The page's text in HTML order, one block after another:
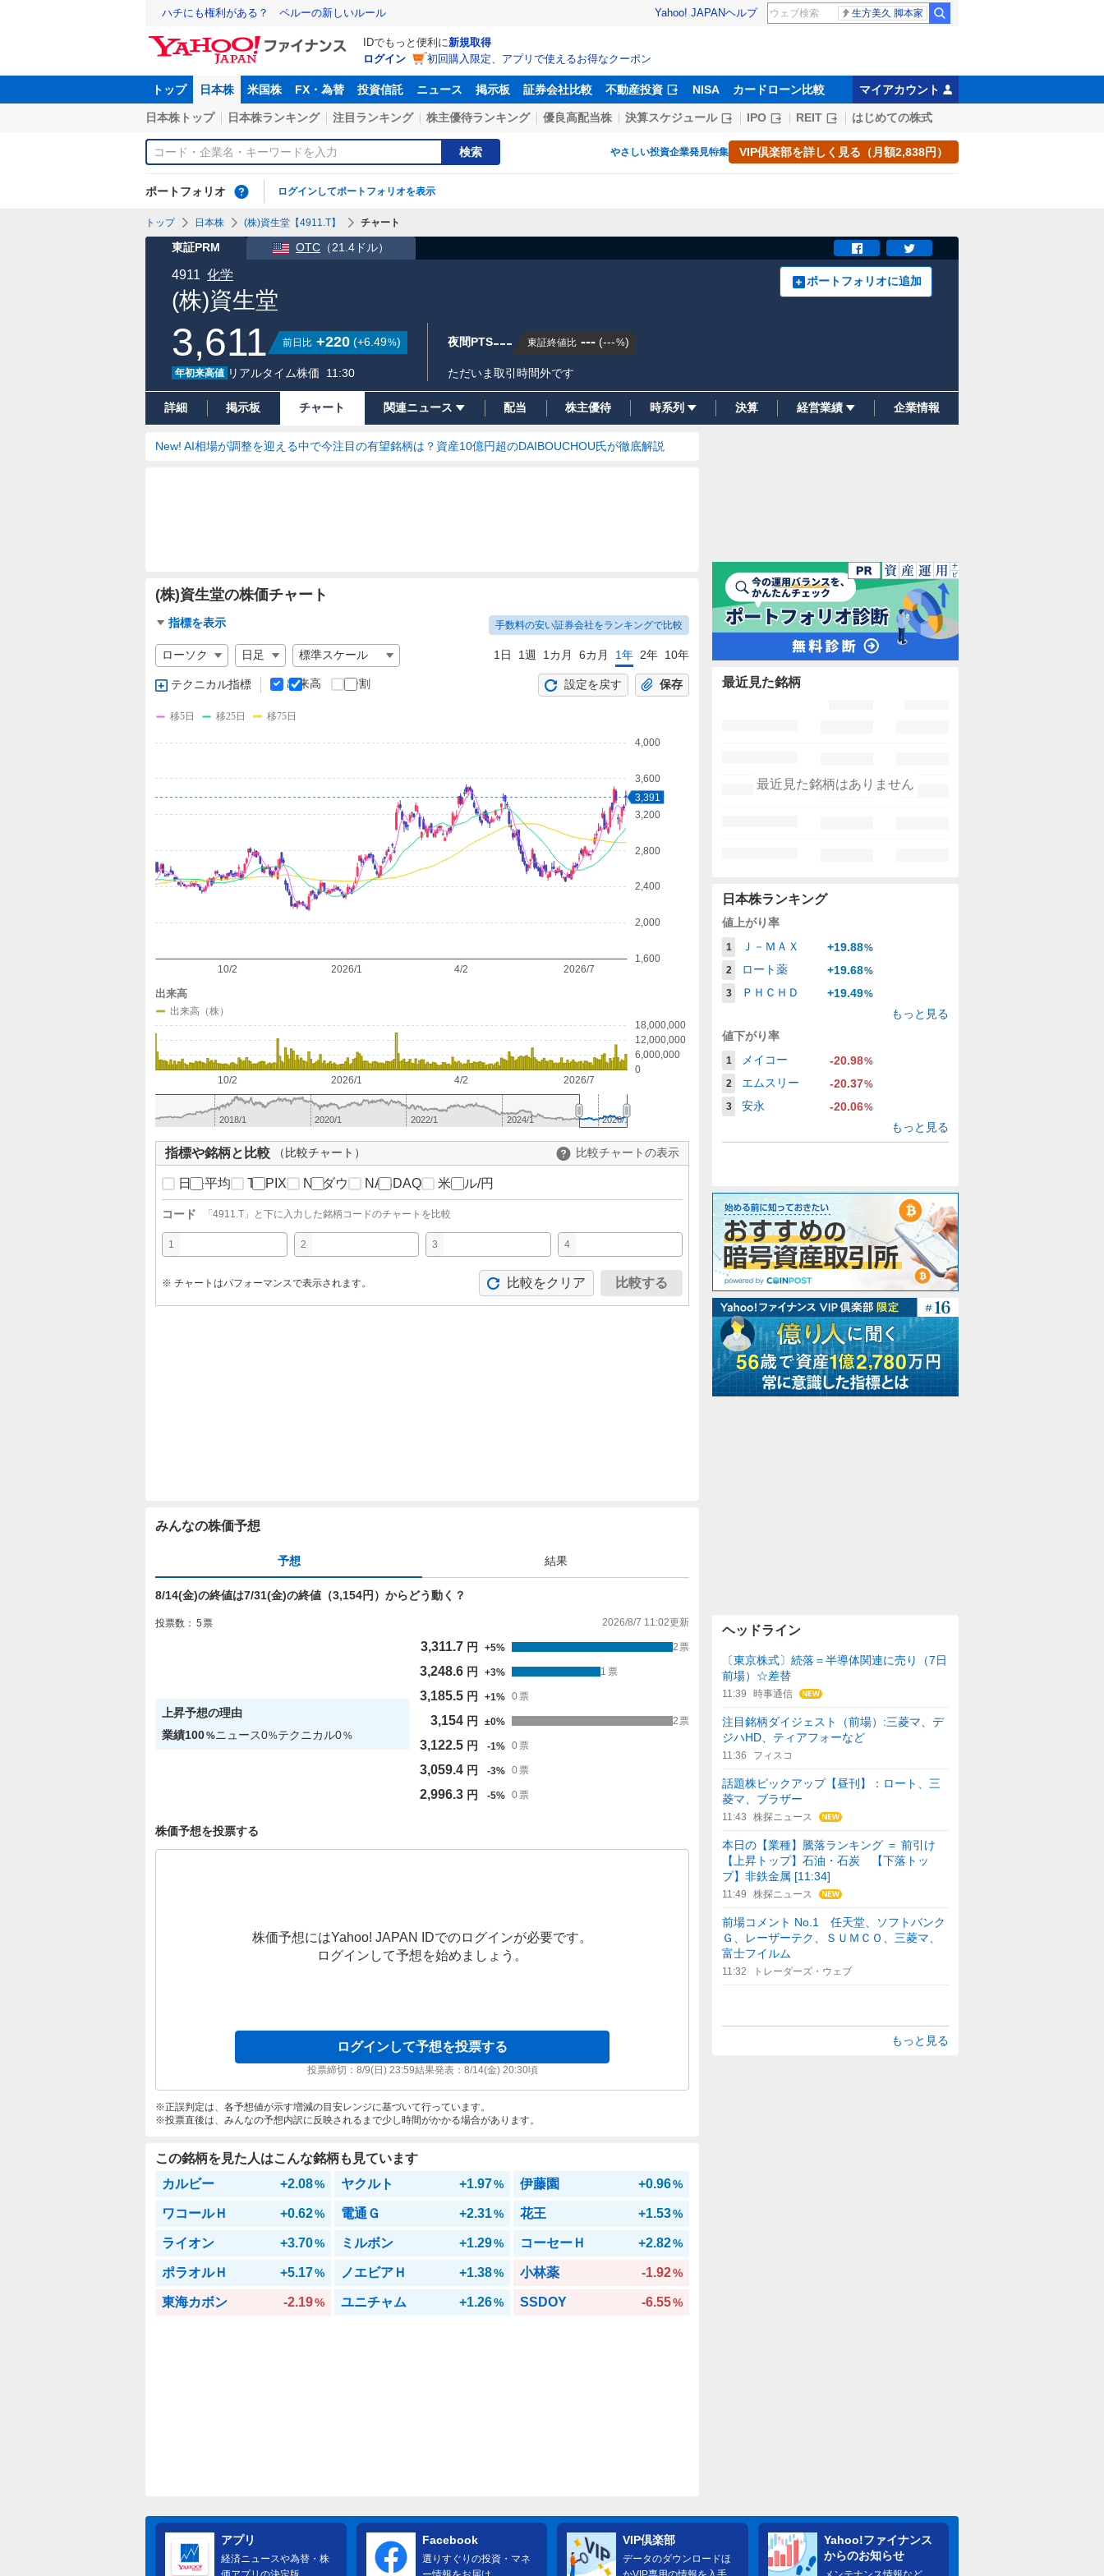
ハチにも権利がある？ ペルーの新しいルール Yahoo! JAPANヘルプ 生方美久 脚本家
IDでもっと便利に新規取得
ログイン
初回購入限定、アプリで使えるお得なクーポン
トップ 日本株 米国株 FX・為替 投資信託 ニュース 掲示板 証券会社比較 不動産投資 NISA カードローン比較 マイアカウント
日本株トップ 日本株ランキング 注目ランキング 株主優待ランキング 優良高配当株 決算スケジュール IPO REIT はじめての株式
検索 やさしい投資企業発見特集 VIP倶楽部を詳しく見る（月額2,838円）
ポートフォリオ ログインしてポートフォリオを表示
トップ 日本株 (株)資生堂【4911.T】 チャート
東証PRM OTC （21.4ドル）
(株)資生堂
4911 化学 ポートフォリオに追加
3,611 前日比 +220 (+6.49%)
年初来高値 リアルタイム株価 11:30
夜間PTS--- 東証終値比 --- (---%)
ただいま取引時間外です
詳細 掲示板 チャート 関連ニュース 配当 株主優待 時系列 決算 経営業績 企業情報
New! AI相場が調整を迎える中で今注目の有望銘柄は？資産10億円超のDAIBOUCHOU氏が徹底解説
(株)資生堂の株価チャート
チ
ャ
ー
ト
指
標
手数料の安い証券会社をランキングで比較
指標を表示
チ
ャ
ー
の
定
1日 1週 1カ月 6カ月 1年 2年 10年
テクニカル指標 出来高 分割 設定を戻す 保存
1,600
2,000
2,400
2,800
3,200
3,600
4,000
2026/1 2026/7
10/2 4/2
3,391
移5日 移25日 移75日
0
6,000,000
12,000,000
18,000,000
2026/1 2026/7
10/2 4/2
出来高
出来高（株）
2020/1 2024/1
2018/1 2022/1 2026/1
指標や銘柄と比較 （比較チャート） 比較チャートの表示
日経平均 TOPIX NYダウ NASDAQ 米ドル/円
コード 「 4911.T 」と下に入力した銘柄コードのチャートを比較
1 2 3 4
※ チャートはパフォーマンスで表示されます。 比較をクリア 比較する
みんなの株価予想
予想 結果
8/14(金)の終値は7/31(金)の終値（3,154円）からどう動く？
投票数： 5票 2026/8/7 11:02更新
上昇予想の理由
業績100%ニュース0%テクニカル0%
3,311.7 円 +5% 2 票
3,248.6 円 +3% 1 票
3,185.5 円 +1% 0 票
3,154 円 ±0% 2 票
3,122.5 円 -1% 0 票
3,059.4 円 -3% 0 票
2,996.3 円 -5% 0 票
株価予想を投票する
株価予想にはYahoo! JAPAN IDでのログインが必要です。
ログインして予想を始めましょう。
ログインして予想を投票する
投票締切： 8/9(日) 23:59結果発表： 8/14(金) 20:30頃
正誤判定は、各予想値が示す増減の目安レンジに基づいて行っています。
投票直後は、みんなの予想内訳に反映されるまで少し時間がかかる場合があります。
この銘柄を見た人はこんな銘柄も見ています
カルビー
+2.08% ヤクルト +1.97% 伊藤園 +0.96%
ワコールＨ +0.62% 電通Ｇ +2.31% 花王 +1.53%
ライオン +3.70% ミルボン +1.29% コーセーＨ +2.82%
ポラオルＨ +5.17% ノエビアＨ +1.38% 小林薬 -1.92%
東海カボン -2.19% ユニチャム +1.26% SSDOY -6.55%
最近見た銘柄
最近見た銘柄はありません
日本株ランキング
値上がり率
1 Ｊ－ＭＡＸ +19.88%
2
ロート薬 +19.68%
3
ＰＨＣＨＤ +19.49%
もっと見る
値下がり率
1 メイコー -20.98%
2
エムスリー -20.37%
3
安永 -20.06%
もっと見る
ヘッドライン
〔東京株式〕続落＝半導体関連に売り（7日
前場）☆差替
11:39 時事通信
注目銘柄ダイジェスト（前場）:三菱マ、デ
ジハHD、ティアフォーなど
11:36 フィスコ
話題株ピックアップ【昼刊】：ロート、三
菱マ、ブラザー
11:43 株探ニュース
本日の【業種】騰落ランキング ＝ 前引け
【上昇トップ】石油・石炭 【下落トッ
プ】非鉄金属 [11:34]
11:49 株探ニュース
前場コメント No.1 任天堂、ソフトバンク
Ｇ、レーザーテク、ＳＵＭＣＯ、三菱マ、
富士フイルム
11:32 トレーダーズ・ウェブ
もっと見る
アプリ
経済ニュースや為替・株
Facebook
選りすぐりの投資・マネ
VIP倶楽部
データのダウンロードほ
Yahoo!ファイナンス
からのお知らせ